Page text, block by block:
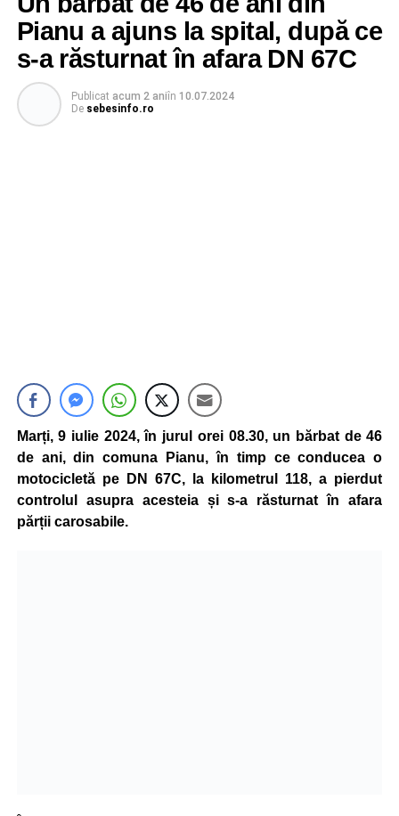
Pianu a ajuns la spital, după ce
s-a răsturnat în afara DN 67C
Publicat acum 2 aniîn 10.07.2024
De sebesinfo.ro
Marți, 9 iulie 2024, în jurul orei 08.30, un bărbat de 46
de ani, din comuna Pianu, în timp ce conducea o
motocicletă pe DN 67C, la kilometrul 118, a pierdut
controlul asupra acesteia și s-a răsturnat în afara
părții carosabile.